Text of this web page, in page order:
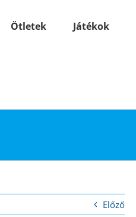
Ötletek Játékok
Előző